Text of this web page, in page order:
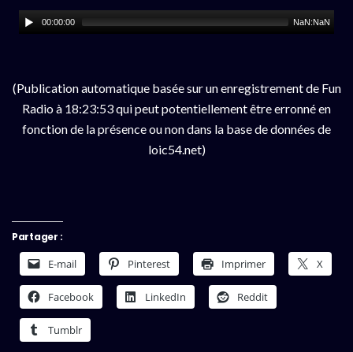
00:00:00 NaN:NaN
(Publication automatique basée sur un enregistrement de Fun
Radio à 18:23:53 qui peut potentiellement être erronné en
fonction de la présence ou non dans la base de données de
loic54.net)
Partager :
E-mail Pinterest Imprimer X
Facebook LinkedIn Reddit
Tumblr